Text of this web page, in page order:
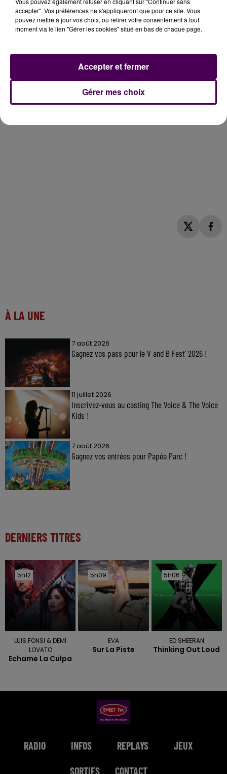
températures: casquette, chapeau, vêtements
légers. Il faut aussi apporter une gourde et appliquer
À LA UNE
7 août 2026
Gagnez vos pass pour le V and B Fest' 2026 !
11 juillet 2026
Inscrivez-vous au casting The Voice & The Voice
Kids !
7 août 2026
Gagnez vos entrées pour Papéa Parc !
DERNIERS TITRES
5h12
5h12
LUIS FONSI & DEMI
LOVATO
Echame La Culpa
5h09
5h09
EVA
Sur La Piste
5h06
5h06
ED SHEERAN
Thinking Out Loud
RADIO INFOS REPLAYS JEUX
SORTIES CONTACT
accepter". Vos préférences ne s'appliqueront que pour ce site. Vous
pouvez mettre à jour vos choix, ou retirer votre consentement à tout
moment via le lien "Gérer les cookies" situé en bas de chaque page.
Gérer mes choix
Accepter et fermer